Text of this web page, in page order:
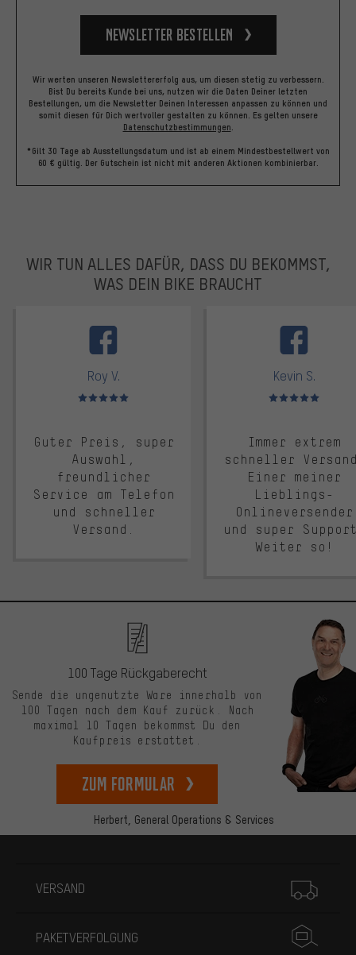
Newsletter bestellen
Wir werten unseren Newslettererfolg aus, um diesen stetig zu verbessern.
Bist Du bereits Kunde bei uns, nutzen wir die Daten Deiner letzten
Bestellungen, um die Newsletter Deinen Interessen anpassen zu können und
somit diesen für Dich wertvoller gestalten zu können. Es gelten unsere
Datenschutzbestimmungen.
*Gilt 30 Tage ab Ausstellungsdatum und ist ab einem Mindestbestellwert von
60 € gültig. Der Gutschein ist nicht mit anderen Aktionen kombinierbar.
WIR TUN ALLES DAFÜR, DASS DU BEKOMMST,
WAS DEIN BIKE BRAUCHT
Roy V.
Bewertungen: 5 von 5
Guter Preis, super
Auswahl,
freundlicher
Service am Telefon
und schneller
Versand.
Kevin S.
Bewertungen: 5 von 5
Immer extrem
schneller
Einer meiner
Lieblings-
Onlineversender
und super
Weiter so!
Herbert, General Operations & Services
100 Tage Rückgaberecht
Sende die ungenutzte Ware innerhalb von
100 Tagen nach dem Kauf zurück. Nach
maximal 10 Tagen bekommst Du den
Kaufpreis erstattet.
zum Formular
VERSAND
PAKETVERFOLGUNG